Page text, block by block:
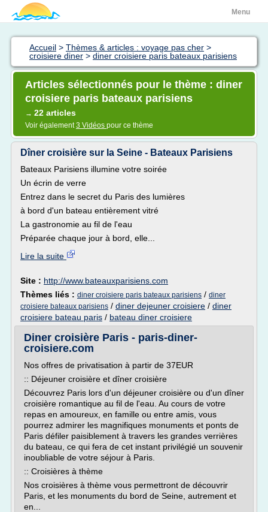
Menu
Accueil > Thèmes & articles : voyage pas cher >
croisiere diner > diner croisiere paris bateaux parisiens
Articles sélectionnés pour le thème : diner
croisiere paris bateaux parisiens
→ 22 articles
Voir également3 Vidéos pour ce thème
Dîner croisière sur la Seine - Bateaux Parisiens
Bateaux Parisiens illumine votre soirée
Un écrin de verre
Entrez dans le secret du Paris des lumières
à bord d'un bateau entièrement vitré
La gastronomie au fil de l'eau
Préparée chaque jour à bord, elle...
Lire la suite
Site : http://www.bateauxparisiens.com
Thèmes liés : diner croisiere paris bateaux parisiens / diner
croisiere bateaux parisiens / diner dejeuner croisiere / diner
croisiere bateau paris / bateau diner croisiere
Diner croisière Paris - paris-diner-
croisiere.com
Nos offres de privatisation à partir de 37EUR
:: Déjeuner croisière et dîner croisière
Découvrez Paris lors d'un déjeuner croisière ou d'un dîner
croisière romantique au fil de l'eau. Au cours de votre
repas en amoureux, en famille ou entre amis, vous
pourrez admirer les magnifiques monuments et ponts de
Paris défiler paisiblement à travers les grandes verrières
du bateau, ce qui fera de cet instant privilégié un souvenir
inoubliable de votre séjour à Paris.
:: Croisières à thème
Nos croisières à thème vous permettront de découvrir
Paris, et les monuments du bord de Seine, autrement et
en...